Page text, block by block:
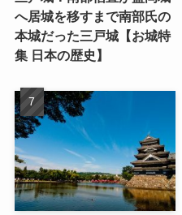
へ居城を移すまで南部氏の
本城だった三戸城【お城特
集 日本の歴史】